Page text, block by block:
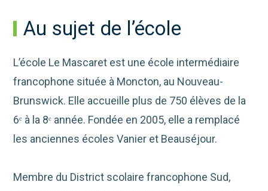
Au sujet de l’école
L’école Le Mascaret est une école intermédiaire
francophone située à Moncton, au Nouveau-
Brunswick. Elle accueille plus de 750 élèves de la
6ᵉ à la 8ᵉ année. Fondée en 2005, elle a remplacé
les anciennes écoles Vanier et Beauséjour.
Membre du District scolaire francophone Sud,